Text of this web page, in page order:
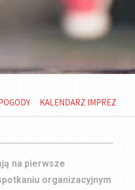
KALENDARZ IMPREZ
na pierwsze
organizacyjnym